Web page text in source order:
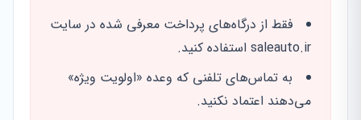
فقط از درگاه‌های پرداخت معرفی شده در سایت
saleauto.ir استفاده کنید.
به تماس‌های تلفنی که وعده «اولویت ویژه»
می‌دهند اعتماد نکنید.